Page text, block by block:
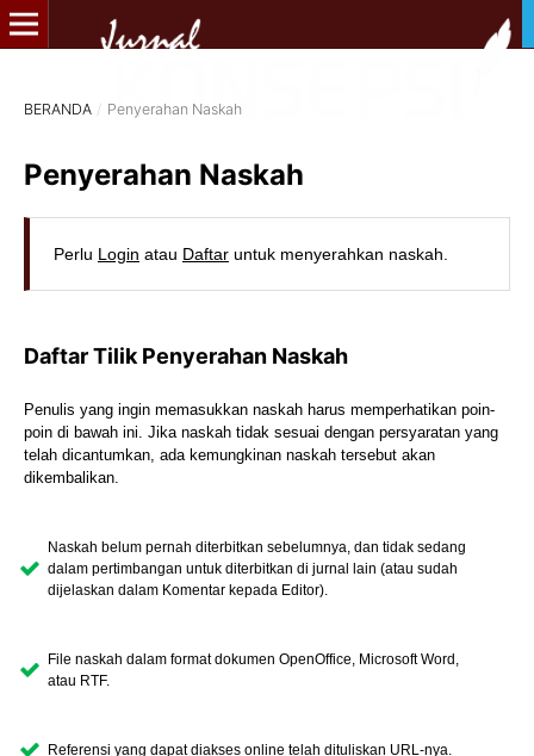
BERANDA / Penyerahan Naskah
Penyerahan Naskah
Perlu Login atau Daftaruntuk menyerahkan naskah.
Daftar Tilik Penyerahan Naskah
Penulis yang ingin memasukkan naskah harus memperhatikan poin-
poin di bawah ini. Jika naskah tidak sesuai dengan persyaratan yang
telah dicantumkan, ada kemungkinan naskah tersebut akan
dikembalikan.
Naskah belum pernah diterbitkan sebelumnya, dan tidak sedang
dalam pertimbangan untuk diterbitkan di jurnal lain (atau sudah
dijelaskan dalam Komentar kepada Editor).
File naskah dalam format dokumen OpenOffice, Microsoft Word,
atau RTF.
Referensi yang dapat diakses online telah dituliskan URL-nya.